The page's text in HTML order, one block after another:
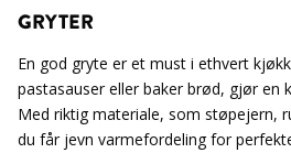
GRYTER
En god gryte er et must i ethvert
pastasauser eller baker brød, gjør en
Med riktig materiale, som støpejern,
du får jevn varmefordeling for